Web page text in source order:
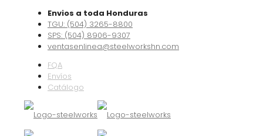
Envios a toda Honduras
TGU: (504) 3265-8800
SPS: (504) 8906-9307
ventasenlinea@steelworkshn.com
FQA
Envíos
Catálogo